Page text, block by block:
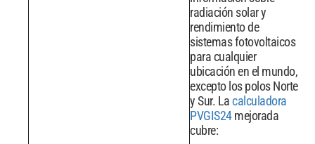
radiación solar y
rendimiento de
sistemas fotovoltaicos
para cualquier
ubicación en el mundo,
excepto los polos Norte
y Sur. Lacalculadora
PVGIS24mejorada
cubre: